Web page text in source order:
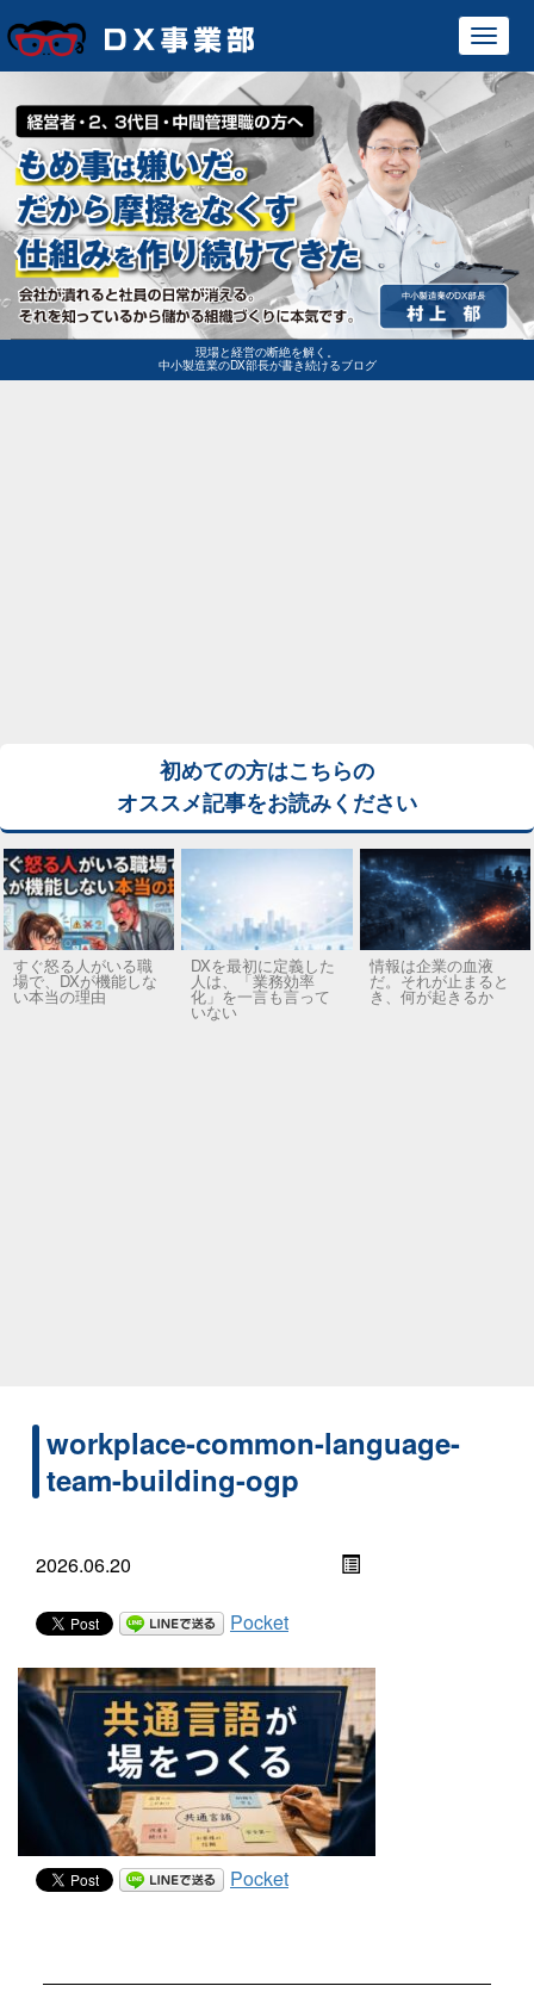
現場と経営の断絶を解く。
中小製造業のDX部長が書き続けるブログ
初めての方はこちらの
オススメ記事をお読みください
すぐ怒る人がいる職
場で、DXが機能しな
い本当の理由
DXを最初に定義した
人は、「業務効率
化」を一言も言って
いない
情報は企業の血液
だ。それが止まると
き、何が起きるか
workplace-common-language-
team-building-ogp
2026.06.20
Pocket
Pocket